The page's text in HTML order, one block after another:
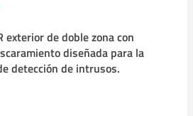
exterior de doble zona con
diseñada para la
detección de intrusos.